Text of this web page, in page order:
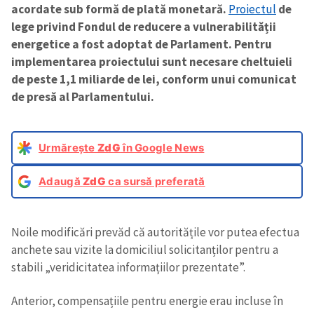
acordate sub formă de plată monetară. Proiectul de
lege privind Fondul de reducere a vulnerabilității
energetice a fost adoptat de Parlament. Pentru
implementarea proiectului sunt necesare cheltuieli
de peste 1,1 miliarde de lei, conform unui comunicat
de presă al Parlamentului.
Urmărește ZdGîn Google News
AdaugăZdG ca sursă preferată
Noile modificări prevăd că autoritățile vor putea efectua
anchete sau vizite la domiciliul solicitanților pentru a
stabili „veridicitatea informațiilor prezentate”.
Anterior, compensațiile pentru energie erau incluse în